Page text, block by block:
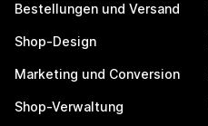
Bestellungen und Versand
Shop-Design
Marketing und Conversion
Shop-Verwaltung